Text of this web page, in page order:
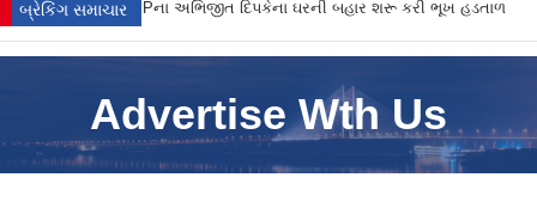
બ્રેકિંગ સમાચાર
નથી જોઈતા”: CJPના અભિજીત દિપકેના ઘરની બહાર શરૂ કરી ભૂખ હડતાળ
Advertise Wth Us